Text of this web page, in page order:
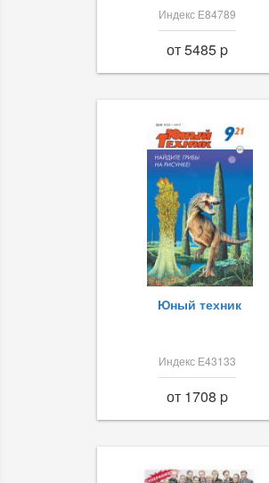
Индекс Е84789
от 5485 p
Юный техник
Индекс Е43133
от 1708 p